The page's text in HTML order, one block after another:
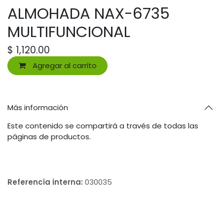
ALMOHADA NAX-6735
MULTIFUNCIONAL
$ 1,120.00
Agregar al carrito
Más información
Este contenido se compartirá a través de todas las
páginas de productos.
Referencia interna: 030035